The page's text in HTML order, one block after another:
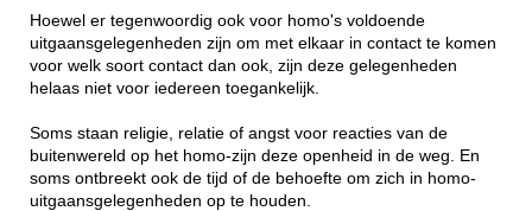
Hoewel er tegenwoordig ook voor homo's voldoende
uitgaansgelegenheden zijn om met elkaar in contact te komen
voor welk soort contact dan ook, zijn deze gelegenheden
helaas niet voor iedereen toegankelijk.
Soms staan religie, relatie of angst voor reacties van de
buitenwereld op het homo-zijn deze openheid in de weg. En
soms ontbreekt ook de tijd of de behoefte om zich in homo-
uitgaansgelegenheden op te houden.